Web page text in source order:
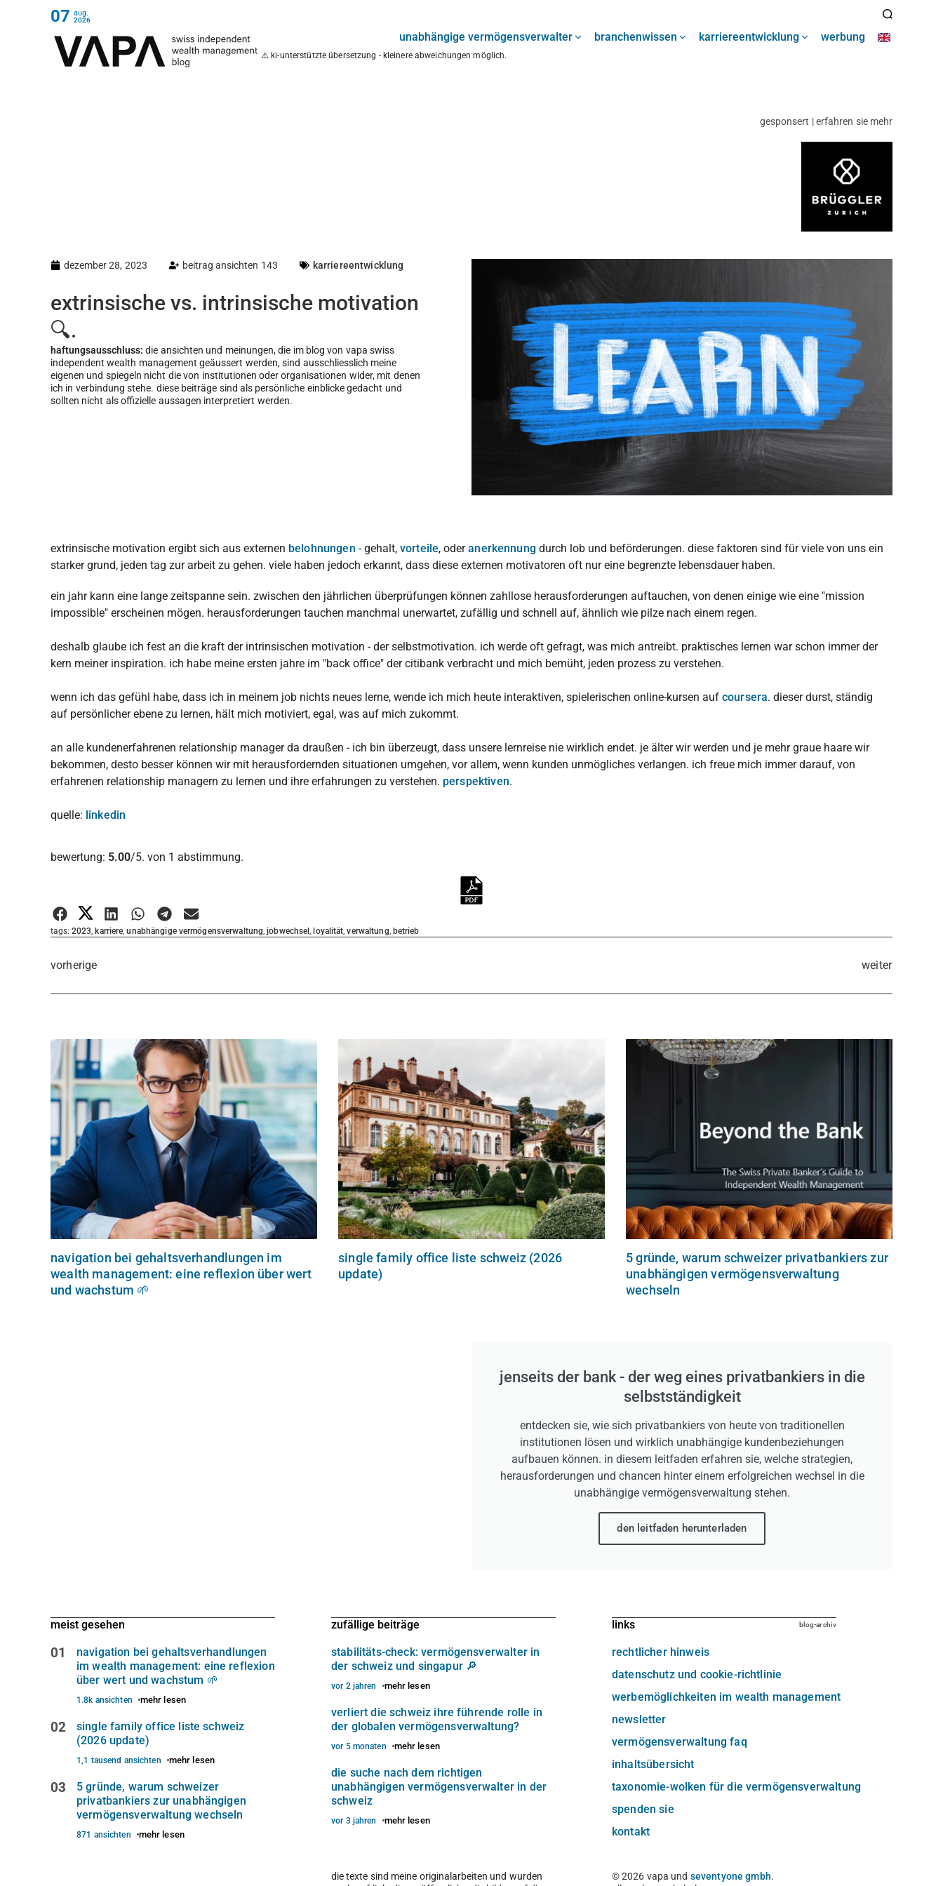
07 aug.
2026
unabhängige vermögensverwalter branchenwissen karriereentwicklung werbung
⚠️ ki-unterstützte übersetzung - kleinere abweichungen möglich.
gesponsert | erfahren sie mehr
dezember 28, 2023 beitrag ansichten 143 karriereentwicklung
extrinsische vs. intrinsische motivation
🔍.
haftungsausschluss: die ansichten und meinungen, die im blog von vapa swiss
independent wealth management geäussert werden, sind ausschliesslich meine
eigenen und spiegeln nicht die von institutionen oder organisationen wider, mit denen
ich in verbindung stehe. diese beiträge sind als persönliche einblicke gedacht und
sollten nicht als offizielle aussagen interpretiert werden.
extrinsische motivation ergibt sich aus externen belohnungen - gehalt, vorteile, oderanerkennungdurch lob und beförderungen. diese faktoren sind für viele von uns ein
starker grund, jeden tag zur arbeit zu gehen. viele haben jedoch erkannt, dass diese externen motivatoren oft nur eine begrenzte lebensdauer haben.
ein jahr kann eine lange zeitspanne sein. zwischen den jährlichen überprüfungen können zahllose herausforderungen auftauchen, von denen einige wie eine "mission
impossible" erscheinen mögen. herausforderungen tauchen manchmal unerwartet, zufällig und schnell auf, ähnlich wie pilze nach einem regen.
deshalb glaube ich fest an die kraft der intrinsischen motivation - der selbstmotivation. ich werde oft gefragt, was mich antreibt. praktisches lernen war schon immer der
kern meiner inspiration. ich habe meine ersten jahre im "back office" der citibank verbracht und mich bemüht, jeden prozess zu verstehen.
wenn ich das gefühl habe, dass ich in meinem job nichts neues lerne, wende ich mich heute interaktiven, spielerischen online-kursen auf coursera. dieser durst, ständig
auf persönlicher ebene zu lernen, hält mich motiviert, egal, was auf mich zukommt.
an alle kundenerfahrenen relationship manager da draußen - ich bin überzeugt, dass unsere lernreise nie wirklich endet. je älter wir werden und je mehr graue haare wir
bekommen, desto besser können wir mit herausfordernden situationen umgehen, vor allem, wenn kunden unmögliches verlangen. ich freue mich immer darauf, von
erfahrenen relationship managern zu lernen und ihre erfahrungen zu verstehen. perspektiven.
quelle: linkedin
Bewertung abgeben
bewertung: 5.00/5. von 1 abstimmung.
tags: 2023, karriere,unabhängige vermögensverwaltung,jobwechsel, loyalität,verwaltung, betrieb
vorherige weiter
navigation bei gehaltsverhandlungen im
wealth management: eine reflexion über wert
und wachstum 🌱
single family office liste schweiz (2026
update)
5 gründe, warum schweizer privatbankiers zur
unabhängigen vermögensverwaltung
wechseln
jenseits der bank - der weg eines privatbankiers in die
selbstständigkeit
entdecken sie, wie sich privatbankiers von heute von traditionellen
institutionen lösen und wirklich unabhängige kundenbeziehungen
aufbauen können. in diesem leitfaden erfahren sie, welche strategien,
herausforderungen und chancen hinter einem erfolgreichen wechsel in die
unabhängige vermögensverwaltung stehen.
den leitfaden herunterladen
meist gesehen
01
navigation bei gehaltsverhandlungen
im wealth management: eine reflexion
über wert und wachstum 🌱
1.8k ansichten mehr lesen
02
single family office liste schweiz
(2026 update)
1,1 tausend ansichten mehr lesen
03
5 gründe, warum schweizer
privatbankiers zur unabhängigen
vermögensverwaltung wechseln
871 ansichten mehr lesen
zufällige beiträge
stabilitäts-check: vermögensverwalter in
der schweiz und singapur 🔎
vor 2 jahren mehr lesen
verliert die schweiz ihre führende rolle in
der globalen vermögensverwaltung?
vor 5 monaten mehr lesen
die suche nach dem richtigen
unabhängigen vermögensverwalter in der
schweiz
vor 3 jahren mehr lesen
links blog-archiv
rechtlicher hinweis
datenschutz und cookie-richtlinie
werbemöglichkeiten im wealth management
newsletter
vermögensverwaltung faq
inhaltsübersicht
taxonomie-wolken für die vermögensverwaltung
spenden sie
kontakt
© 2026 vapa und seventyone gmbh.
die texte sind meine originalarbeiten und wurden